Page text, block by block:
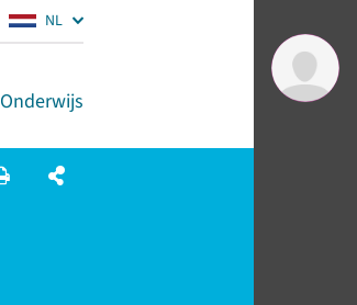
NL
Onderwijs